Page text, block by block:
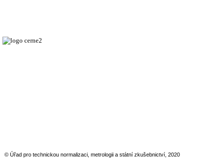
© Úřad pro technickou normalizaci, metrologii a státní zkušebnictví, 2020